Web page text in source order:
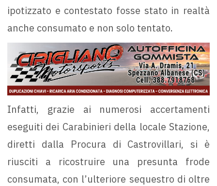
ipotizzato e contestato fosse stato in realtà
anche consumato e non solo tentato.
Infatti, grazie ai numerosi accertamenti
eseguiti dei Carabinieri della locale Stazione,
diretti dalla Procura di Castrovillari, si è
riusciti a ricostruire una presunta frode
consumata, con l’ulteriore sequestro di oltre